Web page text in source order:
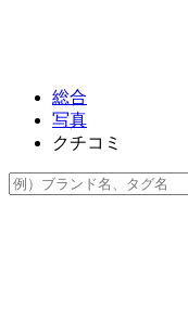
総合
写真
クチコミ